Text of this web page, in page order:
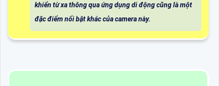
khiển từ xa thông qua ứng dụng di động cũng là một
đặc điểm nổi bật khác của camera này.